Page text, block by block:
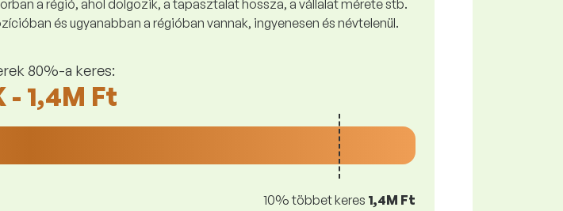
a régió, ahol dolgozik, a tapasztalat hossza, a vállalat mérete stb.
és ugyanabban a régióban vannak, ingyenesen és névtelenül.
80%-a keres:
- 1,4M Ft
10% többet keres 1,4M Ft